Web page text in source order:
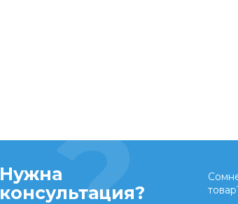
Нужна
консультация?